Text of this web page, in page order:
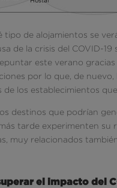
tipo de alojamientos se
de la crisis del COVID-
este verano
por lo que, de
los establecimientos
destinos que podrían
tarde experimenten
muy relacionados
el impacto del